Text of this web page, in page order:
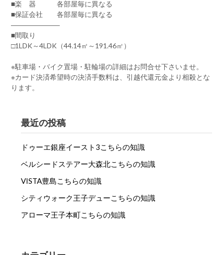
■楽 器 各部屋毎に異なる
■保証会社 各部屋毎に異なる
―――――――
■間取り
□1LDK～4LDK（44.14㎡～191.46㎡）
※駐車場・バイク置場・駐輪場の詳細はお問合せ下さいませ。
※カード決済希望時の決済手数料は、引越代還元金より相殺とな
ります。
最近の投稿
ドゥーエ銀座イースト3こちらの知識
ベルシードステアー大森北こちらの知識
VISTA豊島こちらの知識
シティウォーク王子デューこちらの知識
アローマ王子本町こちらの知識